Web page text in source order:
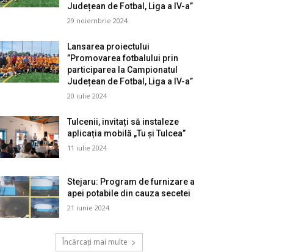
Județean de Fotbal, Liga a IV-a”
29 noiembrie 2024
Lansarea proiectului
”Promovarea fotbalului prin
participarea la Campionatul
Județean de Fotbal, Liga a IV-a”
20 iulie 2024
Tulcenii, invitați să instaleze
aplicația mobilă „Tu și Tulcea”
11 iulie 2024
Stejaru: Program de furnizare a
apei potabile din cauza secetei
21 iunie 2024
Încărcați mai multe